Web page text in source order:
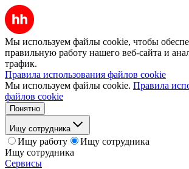
Мы используем файлы cookie, чтобы
правильную работу нашего веб-сайта и
трафик.
Правила использования файлов cookie
Мы используем файлы cookie. Правила
файлов cookie
Понятно
Ищу сотрудника
Ищу работу
Ищу сотрудника
Ищу сотрудника
Сервисы